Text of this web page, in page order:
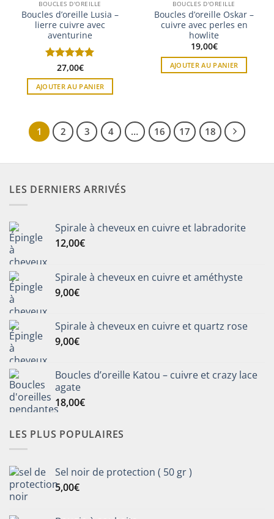
BOUCLES D'OREILLE
Boucles d’oreille Lusia –
lierre cuivre avec
aventurine
Note5sur
5
27,00€
AJOUTER AU PANIER
BOUCLES D'OREILLE
Boucles d’oreille Oskar –
cuivre avec perles en
howlite
19,00€
AJOUTER AU PANIER
1 2 3 4 … 16 17 18
LES DERNIERS ARRIVÉS
Spirale à cheveux en cuivre et labradorite
12,00€
Spirale à cheveux en cuivre et améthyste
9,00€
Spirale à cheveux en cuivre et quartz rose
9,00€
Boucles d’oreille Katou – cuivre et crazy lace
agate
18,00€
LES PLUS POPULAIRES
Sel noir de protection ( 50 gr )
5,00€